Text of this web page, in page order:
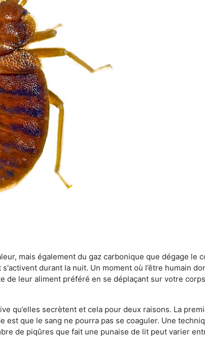
mais également du gaz carbonique que dégage le
durant la nuit. Un moment où l’être humain
de leur aliment préféré en se déplaçant sur votre
qu’elles secrètent et cela pour deux raisons. La
que le sang ne pourra pas se coaguler. Une
de piqûres que fait une punaise de lit peut varier